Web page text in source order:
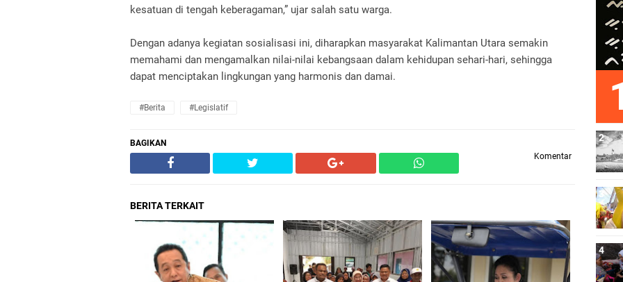
kesatuan di tengah keberagaman,” ujar salah satu warga.
Dengan adanya kegiatan sosialisasi ini, diharapkan masyarakat Kalimantan Utara semakin
memahami dan mengamalkan nilai-nilai kebangsaan dalam kehidupan sehari-hari, sehingga
dapat menciptakan lingkungan yang harmonis dan damai.
#Berita #Legislatif
BAGIKAN
Komentar
BERITA TERKAIT